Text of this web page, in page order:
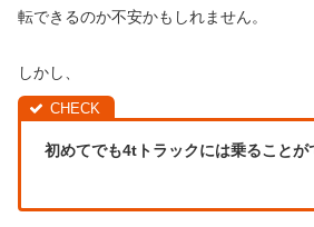
転できるのか不安かもしれません。
しかし、
初めてでも4tトラックには乗ることが